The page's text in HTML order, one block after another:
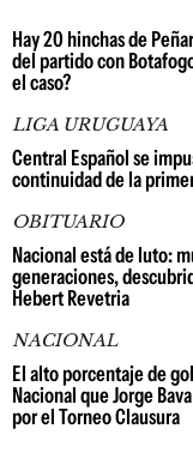
Hay 20 hinchas de
del partido con
el caso?
LIGA URUGUAYA
Central Español se
continuidad de la
OBITUARIO
Nacional está de luto:
generaciones,
Hebert Revetria
NACIONAL
El alto porcentaje de
Nacional que Jorge
por el Torneo Clausura